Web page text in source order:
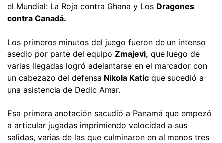
el Mundial: La Roja contra Ghana y Los Dragones
contra Canadá.
Los primeros minutos del juego fueron de un intenso
asedio por parte del equipo Zmajevi, que luego de
varias llegadas logró adelantarse en el marcador con
un cabezazo del defensa Nikola Katic que sucedió a
una asistencia de Dedic Amar.
Esa primera anotación sacudió a Panamá que empezó
a articular jugadas imprimiendo velocidad a sus
salidas, varias de las que culminaron en al menos tres